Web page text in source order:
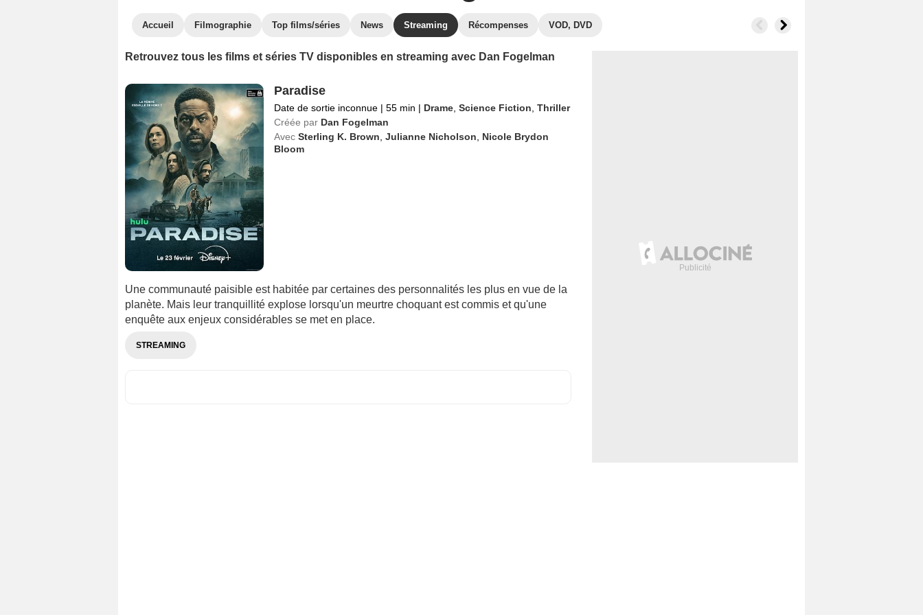
Accueil Filmographie Top films/séries News Streaming Récompenses VOD, DVD
Retrouvez tous les films et séries TV disponibles en streaming avec Dan Fogelman
Paradise
Date de sortie inconnue | 55 min | Drame, Science Fiction Thriller
Créée par Dan Fogelman
Avec Sterling K. Brown Julianne Nicholson
Nicole Brydon
Bloom
Une communauté paisible est habitée par certaines des personnalités les plus en vue de la
planète. Mais leur tranquillité explose lorsqu'un meurtre choquant est commis et qu'une
enquête aux enjeux considérables se met en place.
STREAMING